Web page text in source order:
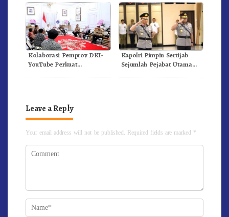
dan NKRI
Kolaborasi Pemprov DKI-
YouTube Perkuat
Kapolri Pimpin Sertijab
Sejumlah Pejabat Utama
Leave a Reply
Your email address will not be published. Required fields are marked *